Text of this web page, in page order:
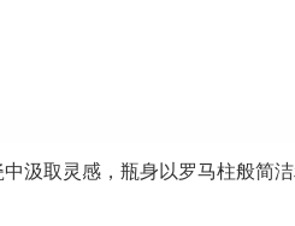
汲取灵感，瓶身以罗马柱般简